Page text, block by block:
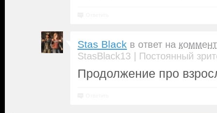
Stas Black в ответ на
StasBlack13 | Постоянный
Продолжение про